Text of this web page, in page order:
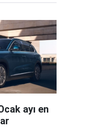
ayı en